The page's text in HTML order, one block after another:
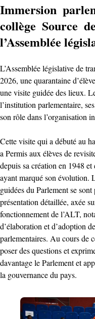
Immersion
collège Source
l’Assemblée
L’Assemblée législative de
2026, une quarantaine
une visite guidée des lieux.
l’institution parlementaire,
son rôle dans l’organisation
Cette visite qui a débuté au
a ‎Permis aux élèves de
depuis sa création en 1948
ayant marqué son évolution.
guidées du Parlement se
présentation détaillée, axée
fonctionnement de l’ALT,
d’élaboration et d’adoption
parlementaires. ‎Au cours de
poser des questions et
davantage le Parlement et
la gouvernance du pays.